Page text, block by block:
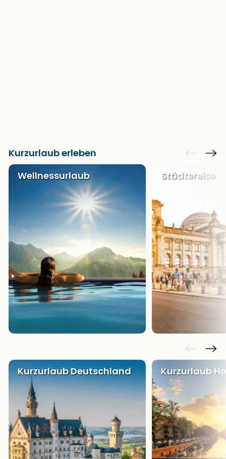
Kurzurlaub erleben
Wellnessurlaub
Städtereise
Kurzurlaub Deutschland Kurzurlaub